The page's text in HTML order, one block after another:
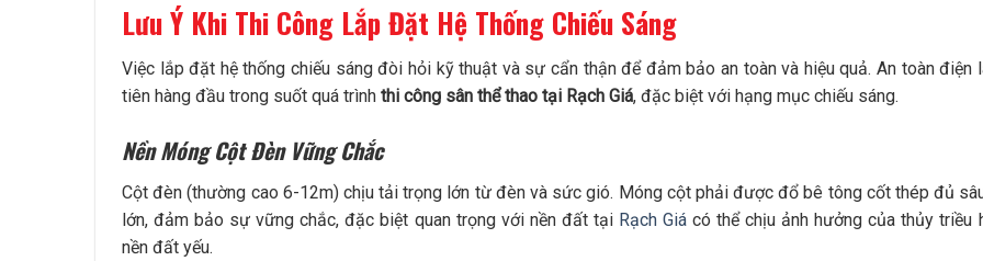
Lưu Ý Khi Thi Công Lắp Đặt Hệ Thống Chiếu Sáng
Việc lắp đặt hệ thống chiếu sáng đòi hỏi kỹ thuật và sự cẩn thận để đảm bảo an toàn và hiệu quả. An toàn điện
tiên hàng đầu trong suốt quá trình thi công sân thể thao tại Rạch Giá, đặc biệt với hạng mục chiếu sáng.
Nền Móng Cột Đèn Vững Chắc
Cột đèn (thường cao 6-12m) chịu tải trọng lớn từ đèn và sức gió. Móng cột phải được đổ bê tông cốt thép đủ
lớn, đảm bảo sự vững chắc, đặc biệt quan trọng với nền đất tại Rạch Giácó thể chịu ảnh hưởng của thủy triều
nền đất yếu.